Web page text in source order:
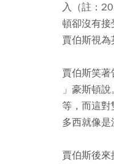
入（註：
頓卻沒有接
賈伯斯視為
賈伯斯笑
」豪斯頓
等，而這
多西就像是
賈伯斯後